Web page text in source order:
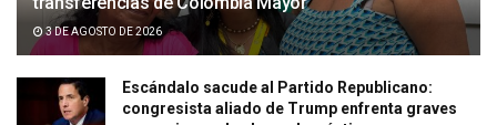
3 DE AGOSTO DE 2026
Escándalo sacude al Partido Republicano:
congresista aliado de Trump enfrenta graves